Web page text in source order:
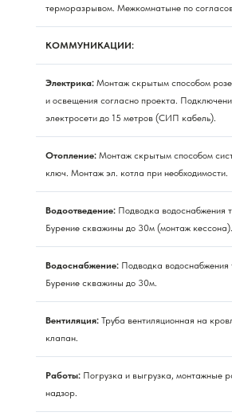
терморазрывом. Межкомнатыне по
КОММУНИКАЦИИ:
Электрика: Монтаж скрытым способом
и освещения согласно проекта.
электросети до 15 метров (СИП кабель).
Отопление: Монтаж скрытым способом
ключ. Монтаж эл. котла при необходимости.
Водоотведение: Подводка водоснабжения
Бурение скважины до 30м (монтаж кессона).
Водоснабжение: Подводка
Бурение скважины до 30м.
Вентиляция: Труба вентиляционная на
клапан.
Работы: Погрузка и выгрузка, монтажные
надзор.